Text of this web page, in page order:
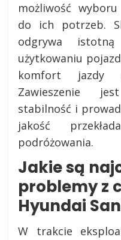
możliwość
do ich potrzeb.
odgrywa
użytkowaniu
komfort jazdy
Zawieszenie
stabilność i
jakość
podróżowania.
Jakie są
problemy z
Hyundai
W trakcie